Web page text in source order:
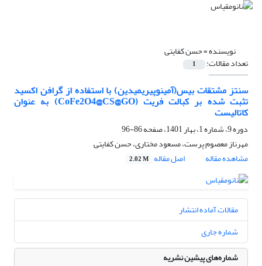
نویسنده =حسن کفایتی
تعداد مقالات: 1
سنتز مشتقات بیس(آمینو‌پیریمیدین) با استفاده از گرافن اکسید
تثبت شده بر کبالت فریت (CoFe2O4@CS@GO) به عنوان
کاتالیست
دوره 9، شماره 1، بهار 1401، صفحه
86-96
مهرناز معصوم پرست، مسعود مختاری، حسن کفایتی
مشاهده مقاله
اصل مقاله 2.02 M
مقالات آماده انتشار
شماره جاری
شماره‌های پیشین نشریه